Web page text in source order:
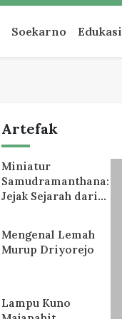
Soekarno Edukasi
Artefak
Miniatur
Samudramanthana:
Jejak Sejarah dari
Mengenal Lemah
Murup Driyorejo
Lampu Kuno